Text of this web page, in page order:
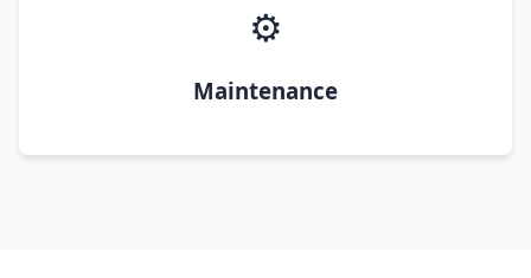
⚙️
Maintenance